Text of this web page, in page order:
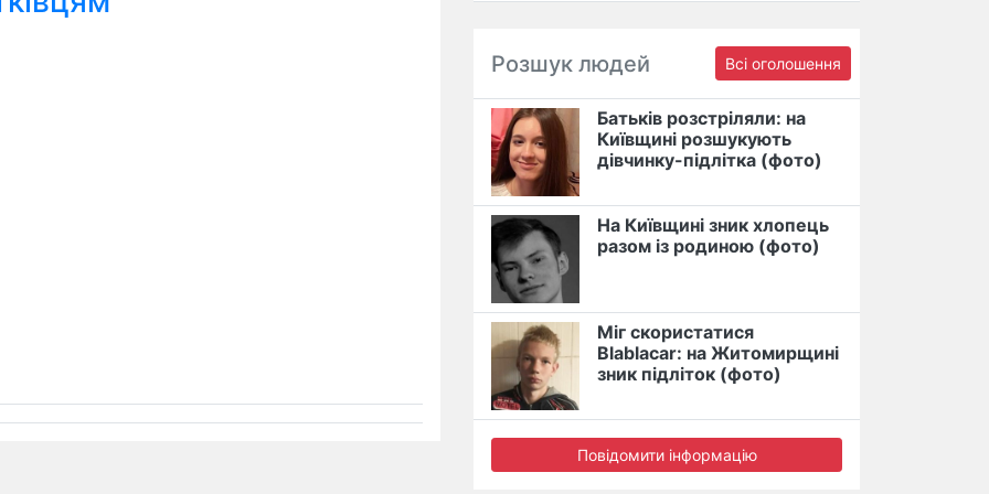
Розшук людей Всі оголошення
Батьків розстріляли: на
Київщині розшукують
дівчинку-підлітка (фото)
На Київщині зник хлопець
разом із родиною (фото)
Міг скористатися
Blablacar: на Житомирщині
зник підліток (фото)
Повідомити інформацію